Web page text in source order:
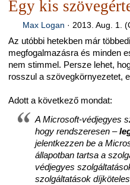
Egy kis
Max Logan · 2013. Aug. 1.
Az utóbbi hetekben már
megfogalmazásra és minden
nem stimmel. Persze lehet,
rosszul a szövegkörnyezetet,
Adott a következő mondat:
A Microsoft-védjegyes
hogy rendszeresen –
jelentkezzen be a
állapotban tartsa a
védjegyes
szolgáltatások